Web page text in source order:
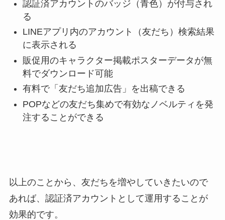
認証済アカウントのバッジ（青色）が付与され
る
LINEアプリ内のアカウント（友だち）検索結果
に表示される
販促用のキャラクター掲載ポスターデータが無
料でダウンロード可能
有料で「友だち追加広告」を出稿できる
POPなどの友だち集めで有効なノベルティを発
注することができる
以上のことから、友だちを増やしていきたいので
あれば、認証済アカウントとして運用することが
効果的です。